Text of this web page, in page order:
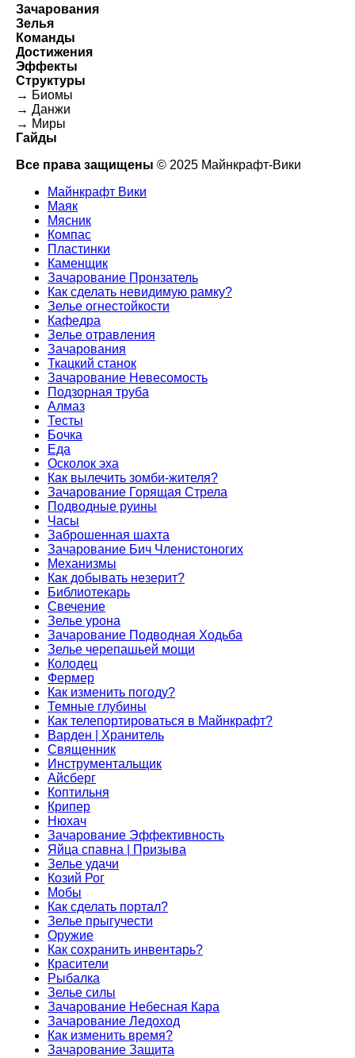
Зачарования
Зелья
Команды
Достижения
Эффекты
Структуры
→ Биомы
→ Данжи
→ Миры
Гайды
Все права защищены © 2025 Майнкрафт-Вики
Майнкрафт Вики
Маяк
Мясник
Компас
Пластинки
Каменщик
Зачарование Пронзатель
Как сделать невидимую рамку?
Зелье огнестойкости
Кафедра
Зелье отравления
Зачарования
Ткацкий станок
Зачарование Невесомость
Подзорная труба
Алмаз
Тесты
Бочка
Еда
Осколок эха
Как вылечить зомби-жителя?
Зачарование Горящая Стрела
Подводные руины
Часы
Заброшенная шахта
Зачарование Бич Членистоногих
Механизмы
Как добывать незерит?
Библиотекарь
Свечение
Зелье урона
Зачарование Подводная Ходьба
Зелье черепашьей мощи
Колодец
Фермер
Как изменить погоду?
Темные глубины
Как телепортироваться в Майнкрафт?
Варден | Хранитель
Священник
Инструментальщик
Айсберг
Коптильня
Крипер
Нюхач
Зачарование Эффективность
Яйца спавна | Призыва
Зелье удачи
Козий Рог
Мобы
Как сделать портал?
Зелье прыгучести
Оружие
Как сохранить инвентарь?
Красители
Рыбалка
Зелье силы
Зачарование Небесная Кара
Зачарование Ледоход
Как изменить время?
Зачарование Защита